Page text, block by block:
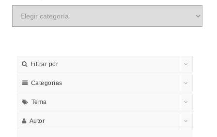
Filtrar por
Categorias
Tema
Autor